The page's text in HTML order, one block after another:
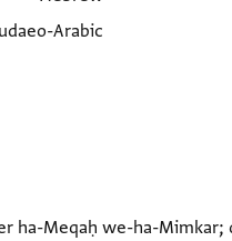
Arabic
ha-Meqaḥ we-ha-